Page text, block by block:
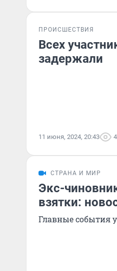
ПРОИСШЕСТВИЯ
Всех
задержали
11 июня, 2024, 20:43
СТРАНА И МИР
Экс-
взятки:
Главные события